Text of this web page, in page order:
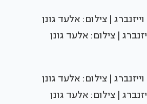
| צילום: אלעד גונן
| צילום: אלעד גונן